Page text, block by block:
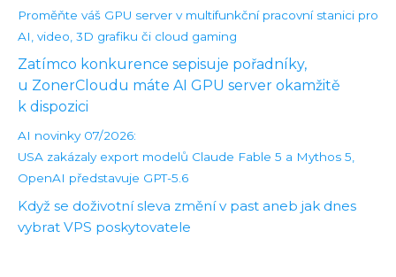
Proměňte váš GPU server v multifunkční pracovní stanici pro
AI, video, 3D grafiku či cloud gaming
Zatímco konkurence sepisuje pořadníky,
u ZonerCloudu máte AI GPU server okamžitě
k dispozici
AI novinky 07/2026:
USA zakázaly export modelů Claude Fable 5 a Mythos 5,
OpenAI představuje GPT-5.6
Když se doživotní sleva změní v past aneb jak dnes
vybrat VPS poskytovatele